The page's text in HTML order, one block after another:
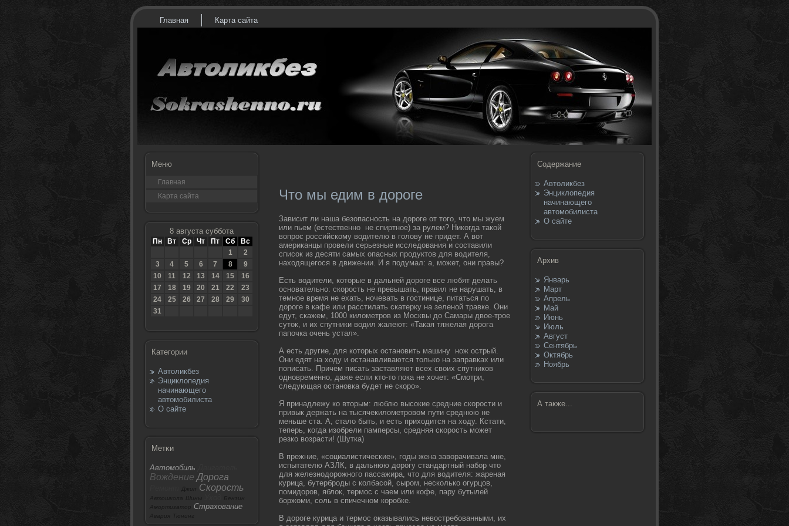
Главная Карта сайта
Меню
Главная
Карта сайта
8 августа суббота
Пн Вт Ср Чт Пт Сб
Вс
1
2
3
4 5 6 7 8
9
10
11 12 13 14 15
16
17
18 19 20 21 22
23
24
25 26 27 28 29
30
31
Категории
Автоликбез
Энциклопедия
начинающего
автомобилиста
О сайте
Метκи
Автомобиль
Вождение Дорога
Скорость
Страхование
Что мы едим в дороге
Зависит ли наша безопасность на дороге от того, что мы жуем
или пьем (естественно не спиртное) за рулем? Никогда такой
вопрос российскому водителю в голову не придет. А вот
американцы провели серьезные исследования и составили
список из десяти самых опасных продуктов для водителя,
находящегося в движении. И я подумал: а, может, они правы?
Есть водители, которые в дальней дороге все любят делать
основательно: скорость не превышать, правил не нарушать, в
темное время не ехать, ночевать в гостинице, питаться по
дороге в кафе или расстилать скатерку на зеленой травке. Они
едут, скажем, 1000 километров из Москвы до Самары двое-трое
суток, и их спутники водил жалеют: «Такая тяжелая дорога
папочка очень устал».
А есть другие, для которых остановить машину нож острый.
Они едят на ходу и останавливаются только на заправках или
пописать. Причем писать заставляют всех своих спутников
одновременно, даже если кто-то пока не хочет: «Смотри,
следующая остановка будет не скоро».
Я принадлежу ко вторым: люблю высокие средние скорости и
привык держать на тысячекилометровом пути среднюю не
меньше ста. А, стало быть, и есть приходится на ходу. Кстати,
теперь, когда изобрели памперсы, средняя скорость может
резко возрасти! (Шутка)
В прежние, «социалистические», годы жена заворачивала мне,
испытателю АЗЛК, в дальнюю дорогу стандартный набор что
для железнодорожного пассажира, что для водителя: жареная
курица, бутерброды с колбасой, сыром, несколько огурцов,
помидоров, яблок, термос с чаем или кофе, пару бутылей
боржоми, соль в спичечном коробке.
В дороге курица и термос оказывались невостребованными, их
Содержание
Автоликбез
Энциклопедия
начинающего
автомобилиста
О сайте
Архив
Январь
Март
Апрель
Май
Июнь
Июль
Август
Сентябрь
Октябрь
Ноябрь
А также...